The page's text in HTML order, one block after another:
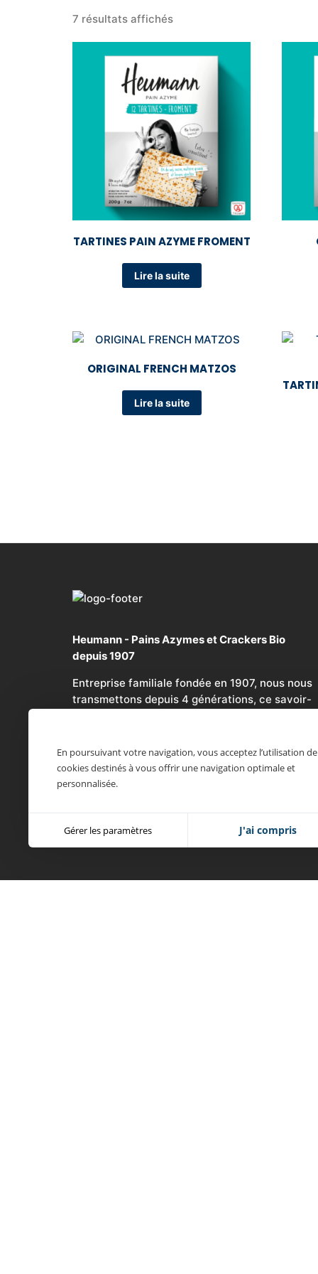
7 résultats affichés
TARTINES PAIN AZYME FROMENT
Lire la suite
ORIGINAL FRENCH MATZOS
Lire la suite
Heumann - Pains Azymes et Crackers Bio
depuis 1907
Entreprise familiale fondée en 1907, nous nous
transmettons depuis 4 générations, ce savoir-
recette millénaire sans cesse remise au gout du
jour !
En poursuivant votre navigation, vous acceptez l’utilisation de
cookies destinés à vous offrir une navigation optimale et
personnalisée.
Gérer les paramètres J'ai compris